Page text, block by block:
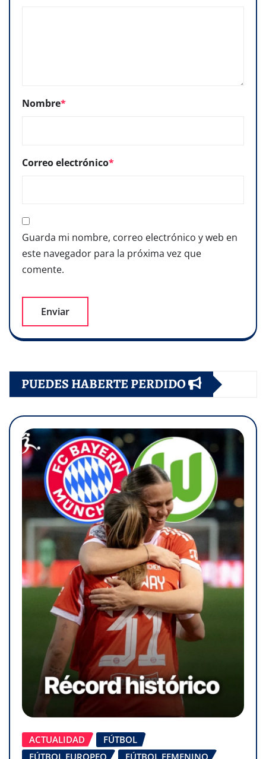
Nombre*
Correo electrónico*
Guarda mi nombre, correo electrónico y web en
este navegador para la próxima vez que
comente.
PUEDES HABERTE PERDIDO
ACTUALIDAD
FÚTBOL